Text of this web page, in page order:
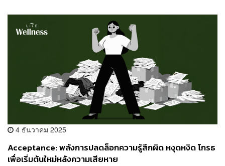
4 ธันวาคม 2025
Acceptance: พลังการปลดล็อกความรู้สึกผิด หงุดหงิด โกรธ
เพื่อเริ่มต้นใหม่หลังความเสียหาย